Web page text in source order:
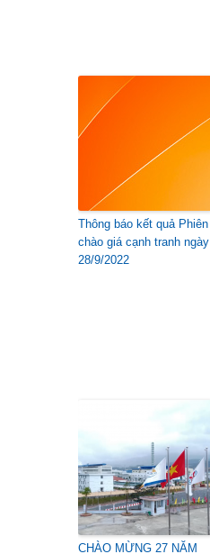
Thông báo kết quả Phiên
chào giá cạnh tranh ngày
28/9/2022
CHÀO MỪNG 27 NĂM